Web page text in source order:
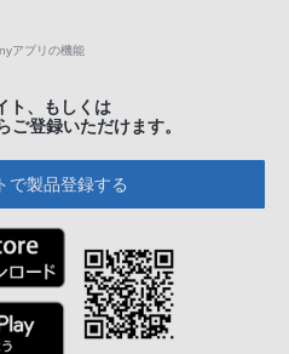
アプリの機能
ト、もしくは
登録いただけます。
で製品登録する